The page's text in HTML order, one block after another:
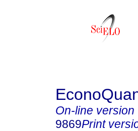
On-line version
9869Print